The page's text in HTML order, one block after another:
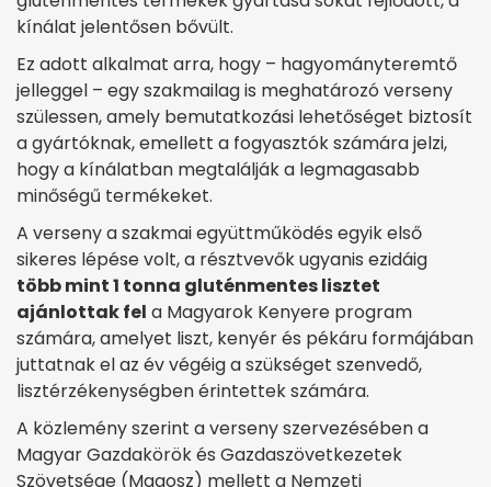
kínálat jelentősen bővült.
Ez adott alkalmat arra, hogy – hagyományteremtő
jelleggel – egy szakmailag is meghatározó verseny
szülessen, amely bemutatkozási lehetőséget biztosít
a gyártóknak, emellett a fogyasztók számára jelzi,
hogy a kínálatban megtalálják a legmagasabb
minőségű termékeket.
A verseny a szakmai együttműködés egyik első
sikeres lépése volt, a résztvevők ugyanis ezidáig
több mint 1 tonna gluténmentes lisztet
ajánlottak fel a Magyarok Kenyere program
számára, amelyet liszt, kenyér és pékáru formájában
juttatnak el az év végéig a szükséget szenvedő,
lisztérzékenységben érintettek számára.
A közlemény szerint a verseny szervezésében a
Magyar Gazdakörök és Gazdaszövetkezetek
Szövetsége (Magosz) mellett a Nemzeti